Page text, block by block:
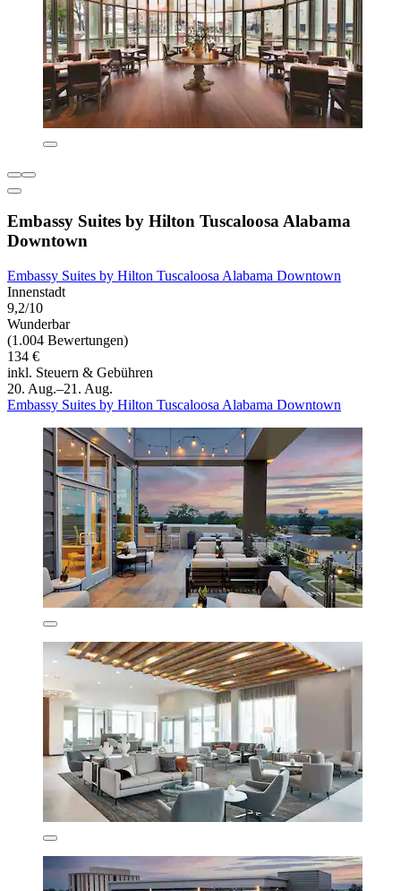
Embassy Suites by Hilton Tuscaloosa Alabama
Downtown
Embassy Suites by Hilton Tuscaloosa Alabama Downtown
Innenstadt
9,2/10
Wunderbar
(1.004 Bewertungen)
134 €
inkl. Steuern & Gebühren
20. Aug.–21. Aug.
Embassy Suites by Hilton Tuscaloosa Alabama Downtown